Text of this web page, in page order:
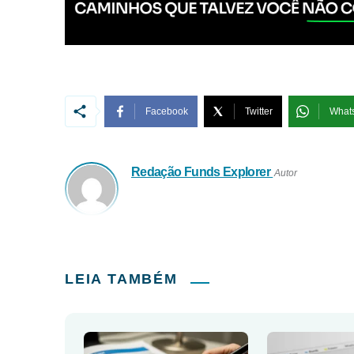
Facebook Twitter
Redação Funds Explorer Autor
LEIA TAMBÉM